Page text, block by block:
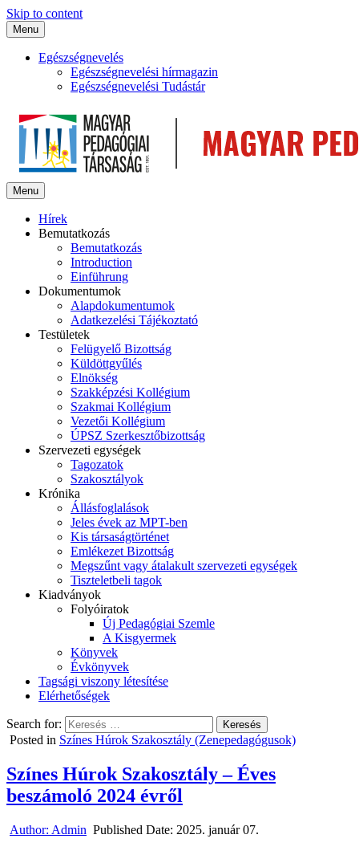
Skip to content
Menu
Egészségnevelés
Egészségnevelési hírmagazin
Egészségnevelési Tudástár
Menu
Hírek
Bemutatkozás
Bemutatkozás
Introduction
Einführung
Dokumentumok
Alapdokumentumok
Adatkezelési Tájékoztató
Testületek
Felügyelő Bizottság
Küldöttgyűlés
Elnökség
Szakképzési Kollégium
Szakmai Kollégium
Vezetői Kollégium
ÚPSZ Szerkesztőbizottság
Szervezeti egységek
Tagozatok
Szakosztályok
Krónika
Állásfoglalások
Jeles évek az MPT-ben
Kis társaságtörténet
Emlékezet Bizottság
Megszűnt vagy átalakult szervezeti egységek
Tiszteletbeli tagok
Kiadványok
Folyóiratok
Új Pedagógiai Szemle
A Kisgyermek
Könyvek
Évkönyvek
Tagsági viszony létesítése
Elérhetőségek
Search for:
Posted in Színes Húrok Szakosztály (Zenepedagógusok)
Színes Húrok Szakosztály – Éves
beszámoló 2024 évről
Author: Admin Published Date: 2025. január 07.